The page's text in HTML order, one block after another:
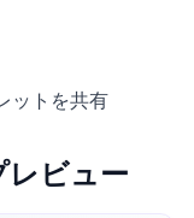
ットを共有
レビュー